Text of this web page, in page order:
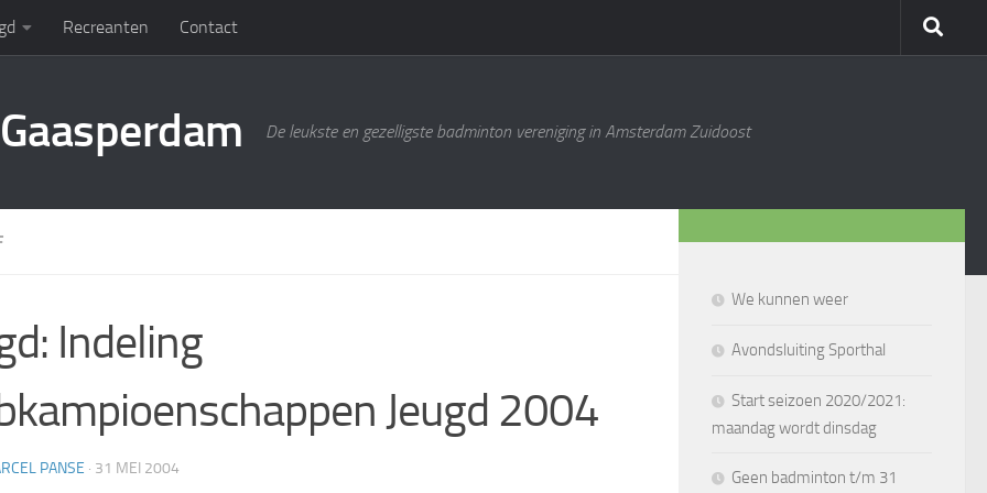
Recreanten Contact
De leukste en gezelligste badminton vereniging in Amsterdam Zuidoost
Indeling
Jeugd 2004
PANSE · 31 MEI 2004
We kunnen weer
Avondsluiting Sporthal
Start seizoen 2020/2021:
maandag wordt dinsdag
Geen badminton t/m 31